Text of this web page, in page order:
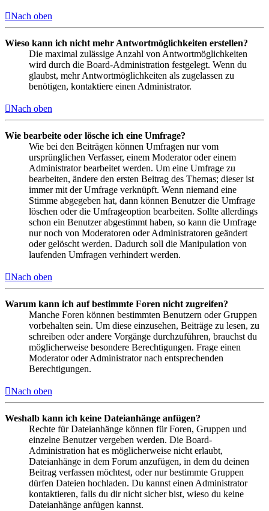
Nach oben
Wieso kann ich nicht mehr Antwortmöglichkeiten erstellen?
Die maximal zulässige Anzahl von Antwortmöglichkeiten
wird durch die Board-Administration festgelegt. Wenn du
glaubst, mehr Antwortmöglichkeiten als zugelassen zu
benötigen, kontaktiere einen Administrator.
Nach oben
Wie bearbeite oder lösche ich eine Umfrage?
Wie bei den Beiträgen können Umfragen nur vom
ursprünglichen Verfasser, einem Moderator oder einem
Administrator bearbeitet werden. Um eine Umfrage zu
bearbeiten, ändere den ersten Beitrag des Themas; dieser ist
immer mit der Umfrage verknüpft. Wenn niemand eine
Stimme abgegeben hat, dann können Benutzer die Umfrage
löschen oder die Umfrageoption bearbeiten. Sollte allerdings
schon ein Benutzer abgestimmt haben, so kann die Umfrage
nur noch von Moderatoren oder Administratoren geändert
oder gelöscht werden. Dadurch soll die Manipulation von
laufenden Umfragen verhindert werden.
Nach oben
Warum kann ich auf bestimmte Foren nicht zugreifen?
Manche Foren können bestimmten Benutzern oder Gruppen
vorbehalten sein. Um diese einzusehen, Beiträge zu lesen, zu
schreiben oder andere Vorgänge durchzuführen, brauchst du
möglicherweise besondere Berechtigungen. Frage einen
Moderator oder Administrator nach entsprechenden
Berechtigungen.
Nach oben
Weshalb kann ich keine Dateianhänge anfügen?
Rechte für Dateianhänge können für Foren, Gruppen und
einzelne Benutzer vergeben werden. Die Board-
Administration hat es möglicherweise nicht erlaubt,
Dateianhänge in dem Forum anzufügen, in dem du deinen
Beitrag verfassen möchtest, oder nur bestimmte Gruppen
dürfen Dateien hochladen. Du kannst einen Administrator
kontaktieren, falls du dir nicht sicher bist, wieso du keine
Dateianhänge anfügen kannst.